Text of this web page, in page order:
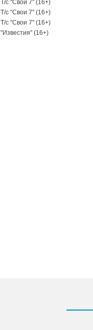
Т/с "Свои 7" (16+)
Т/с "Свои 7" (16+)
Т/с "Свои 7" (16+)
"Известия" (16+)